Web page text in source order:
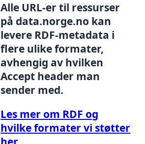
Alle URL-er til ressurser
på data.norge.no kan
levere RDF-metadata i
flere ulike formater,
avhengig av hvilken
Accept header man
sender med.
Les mer om RDF og
hvilke formater vi støtter